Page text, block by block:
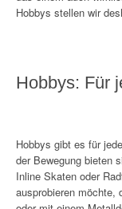
a
r
“
Hobbys stellen wir
Hobbys: Für
Hobbys gibt es für
der Bewegung bieten
Inline Skaten oder
ausprobieren möchte,